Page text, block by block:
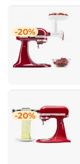
-20%
-20%